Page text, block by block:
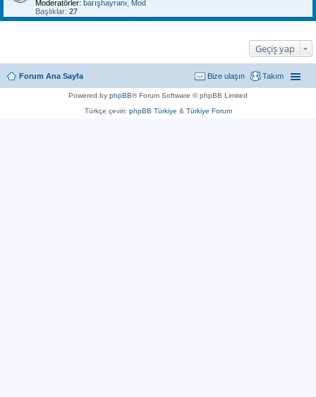
Moderatörler: barışhayranı
Mod
Başlıklar: 27
Geçiş yap
Forum Ana Sayfa Takım
Bize ulaşın
Powered by phpBB® Forum Software © phpBB Limited
Türkçe çeviri: phpBB Türkiye & Türkiye Forum